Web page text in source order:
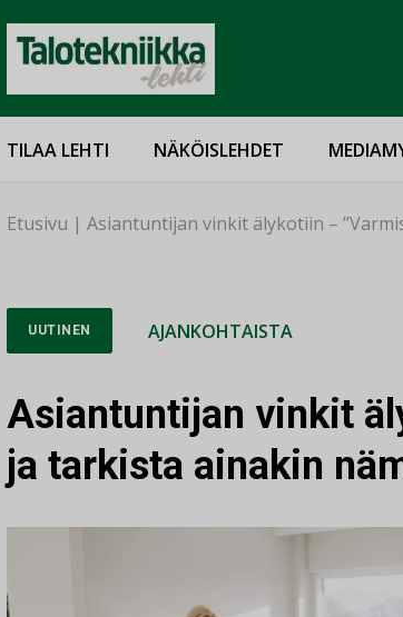
TILAA LEHTI NÄKÖISLEHDET
Etusivu | Asiantuntijan vinkit älykotiin –
UUTINEN AJANKOHTAISTA
Asiantuntijan vinkit
ja tarkista ainakin